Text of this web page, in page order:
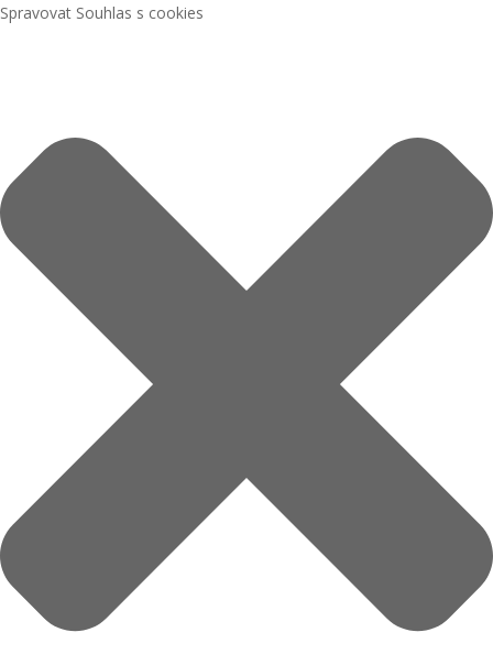
Spravovat Souhlas s cookies